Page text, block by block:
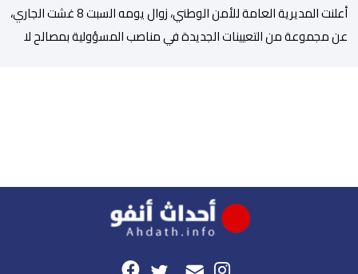
أعلنت المديرية العامة للأمن الوطني، زوال يومه السبت 8 غشت الجاري،
عن مجموعة من التعيينات الجديدة في مناصب المسؤولية بمصالح لا